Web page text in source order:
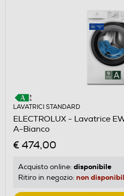
LAVATRICI STANDARD
ELECTROLUX - Lavatrice
A-Bianco
€ 474,00
Acquisto online: disponibile
Ritiro in negozio: non